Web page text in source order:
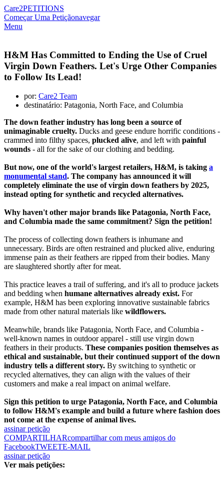
Care2PETITIONS
Começar Uma Petiçãonavegar
Menu
H&M Has Committed to Ending the Use of Cruel
Virgin Down Feathers. Let's Urge Other Companies
to Follow Its Lead!
por: Care2 Team
destinatário: Patagonia, North Face, and Columbia
The down feather industry has long been a source of
unimaginable cruelty. Ducks and geese endure horrific conditions -
crammed into filthy spaces, plucked alive, and left with painful
wounds - all for the sake of our clothing and bedding.
But now, one of the world's largest retailers, H&M, is taking a
monumental stand. The company has announced it will
completely eliminate the use of virgin down feathers by 2025,
instead opting for synthetic and recycled alternatives.
Why haven't other major brands like Patagonia, North Face,
and Columbia made the same commitment? Sign the petition!
The process of collecting down feathers is inhumane and
unnecessary. Birds are often restrained and plucked alive, enduring
immense pain as their feathers are ripped from their bodies. Many
are slaughtered shortly after for meat.
This practice leaves a trail of suffering, and it's all to produce jackets
and bedding when humane alternatives already exist. For
example, H&M has been exploring innovative sustainable fabrics
made from other natural materials like wildflowers.
Meanwhile, brands like Patagonia, North Face, and Columbia -
well-known names in outdoor apparel - still use virgin down
feathers in their products. These companies position themselves as
ethical and sustainable, but their continued support of the down
industry tells a different story. By switching to synthetic or
recycled alternatives, they can align with the values of their
customers and make a real impact on animal welfare.
Sign this petition to urge Patagonia, North Face, and Columbia
to follow H&M's example and build a future where fashion does
not come at the expense of animal lives.
assinar petição
COMPARTILHARcompartilhar com meus amigos do
FacebookTWEETE-MAIL
assinar petição
Ver mais petições: